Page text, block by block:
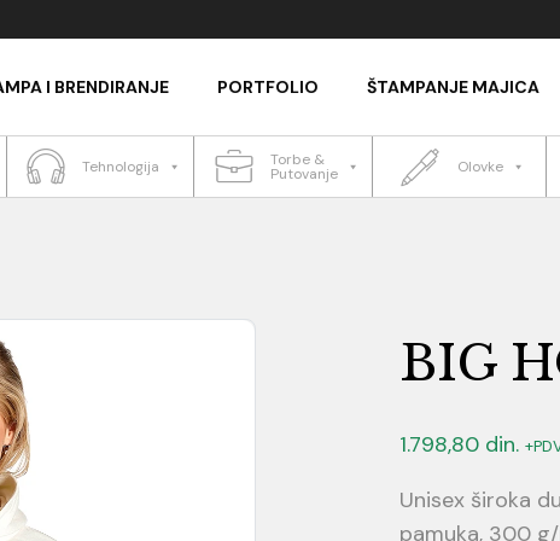
I BRENDIRANJE PORTFOLIO ŠTAMPANJE MAJICA
Tehnologija Torbe &
Putovanje Olovke
BIG
1.798,80 din.
Unisex široka
pamuka, 300